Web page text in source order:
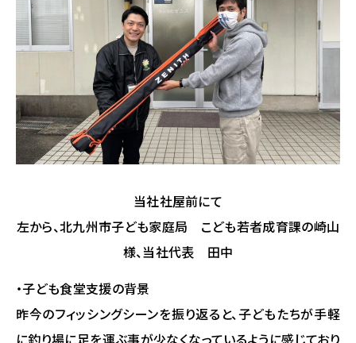
当社社屋前にて
左から、北九州市子ども家庭局 こども若者成育課の崎山
様、当社代表 田中
・子ども食堂支援の背景
昨今のフィッシングシーンを振り返ると、子どもたちが手軽
に釣り場に足を運ぶ事が少なくなっているように感じており